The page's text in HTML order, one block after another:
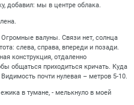
добавил: мы в центре облака.
валуны. Связи нет, солнца
слева, справа, впереди и позади.
конструкция, отдаленно
общаться приходиться кричать. Куда
почти нулевая – метров 5-10.
в тумане, - мелькнуло в моей